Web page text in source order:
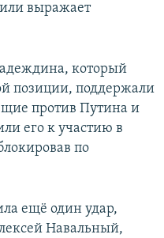
выражает
который
позиции, поддержали
против Путина и
его к участию в
по
ещё один удар,
Навальный,